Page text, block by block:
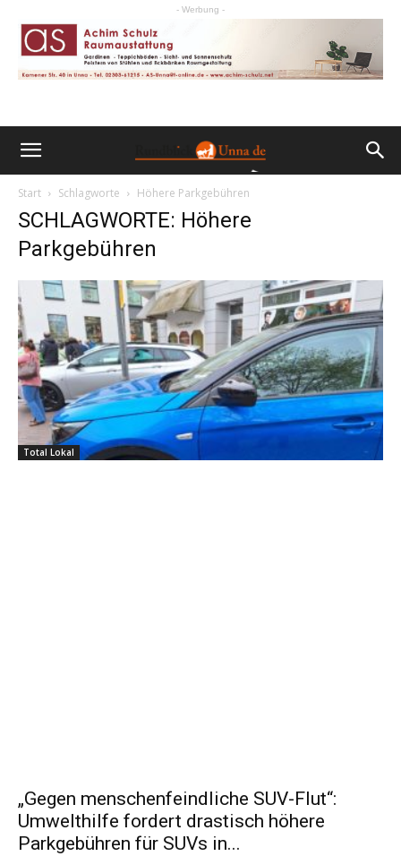
- Werbung -
Start Schlagworte Höhere Parkgebühren
SCHLAGWORTE: Höhere
Parkgebühren
Total Lokal
„Gegen menschenfeindliche SUV-Flut“:
Umwelthilfe fordert drastisch höhere
Parkgebühren für SUVs in...